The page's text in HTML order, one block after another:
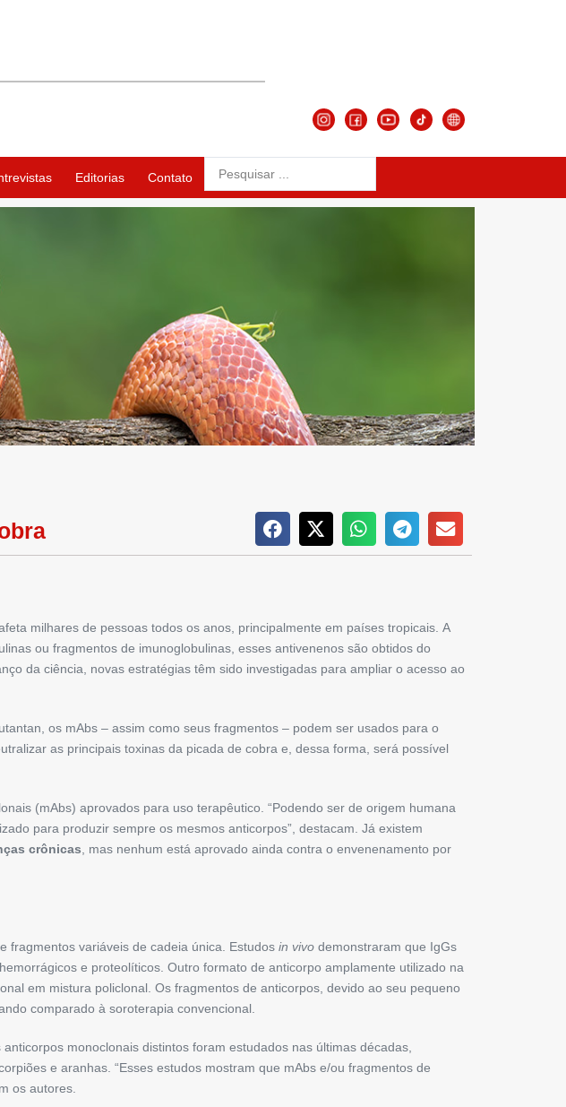
Editorias Contato
milhares de pessoas todos os anos, principalmente em países tropicais. A
ou fragmentos de imunoglobulinas, esses antivenenos são obtidos do
da ciência, novas estratégias têm sido investigadas para ampliar o acesso ao
os mAbs – assim como seus fragmentos – podem ser usados para o
as principais toxinas da picada de cobra e, dessa forma, será possível
(mAbs) aprovados para uso terapêutico. “Podendo ser de origem humana
para produzir sempre os mesmos anticorpos”, destacam. Já existem
crônicas, mas nenhum está aprovado ainda contra o envenenamento por
fragmentos variáveis de cadeia única. Estudos in vivodemonstraram que IgGs
e proteolíticos. Outro formato de anticorpo amplamente utilizado na
em mistura policlonal. Os fragmentos de anticorpos, devido ao seu pequeno
comparado à soroterapia convencional.
monoclonais distintos foram estudados nas últimas décadas,
e aranhas. “Esses estudos mostram que mAbs e/ou fragmentos de
os autores.